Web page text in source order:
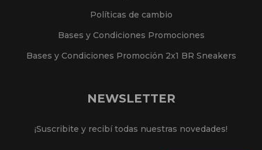
Políticas de cambio
Bases y Condiciones Promociones
Bases y Condiciones Promoción 2x1 BR Sneakers
NEWSLETTER
¡Suscribite y recibí todas nuestras novedades!